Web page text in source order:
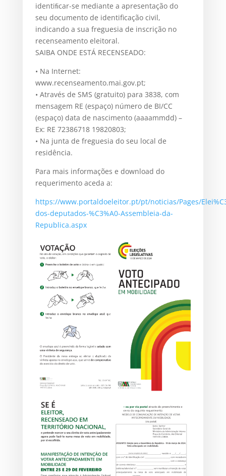
identiﬁcar-se mediante a apresentação do
seu documento de identificação civil,
indicando a sua freguesia de inscrição no
recenseamento eleitoral.
SAIBA ONDE ESTÁ RECENSEADO:
• Na Internet:
www.recenseamento.mai.gov.pt;
• Através de SMS (gratuito) para 3838, com
mensagem RE (espaço) número de BI/CC
(espaço) data de nascimento (aaaammdd) –
Ex: RE 72386718 19820803;
• Na junta de freguesia do seu local de
residência.
Para mais informações e download do
requerimento aceda a:
https://www.portaldoeleitor.pt/pt/noticias/Pages/
dos-deputados-%C3%A0-Assembleia-da-
Republica.aspx